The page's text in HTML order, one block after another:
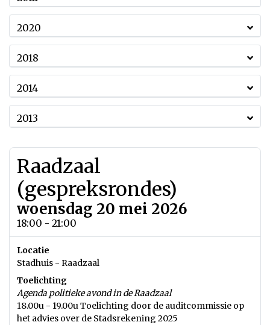
2020
2018
2014
2013
Raadzaal
(gespreksrondes)
woensdag 20 mei 2026
18:00 - 21:00
Locatie
Stadhuis - Raadzaal
Toelichting
Agenda politieke avond in de Raadzaal
18.00u - 19.00u Toelichting door de auditcommissie op
het advies over de Stadsrekening 2025